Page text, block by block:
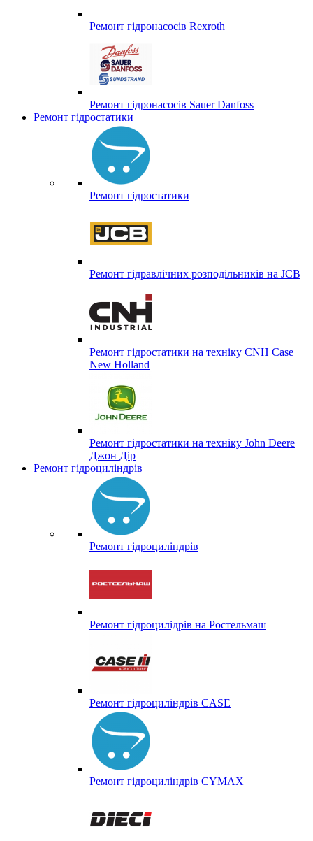
Ремонт гідронасосів Rexroth
Ремонт гідронасосів Sauer Danfoss
Ремонт гідростатики
Ремонт гідростатики
Ремонт гідравлічних розподільників на JCB
Ремонт гідростатики на техніку CNH Case
New Holland
Ремонт гідростатики на техніку John Deere
Джон Дір
Ремонт гідроциліндрів
Ремонт гідроциліндрів
Ремонт гідроцилідрів на Ростельмаш
Ремонт гідроциліндрів CASE
Ремонт гідроциліндрів CYMAX